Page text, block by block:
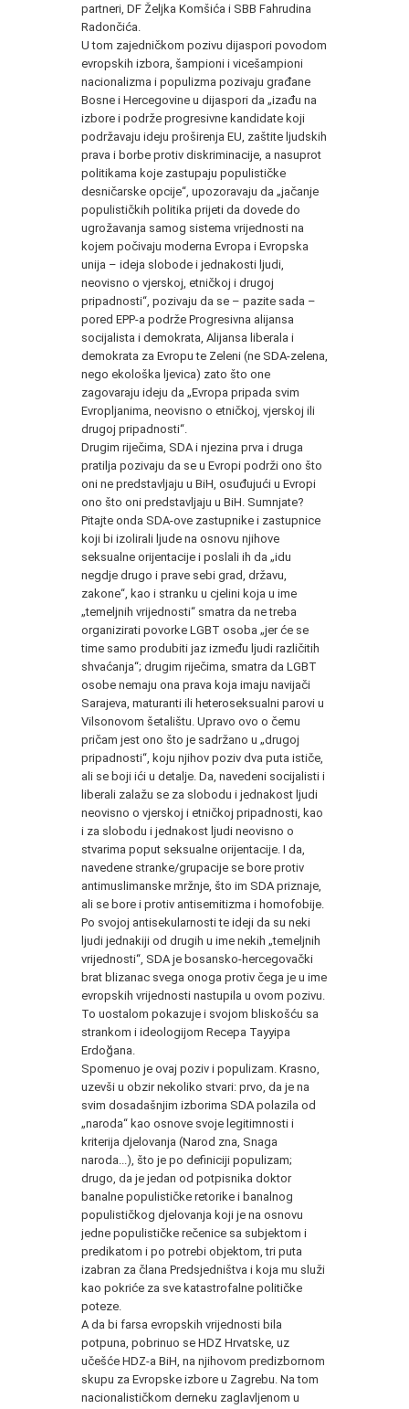
partneri, DF Željka Komšića i SBB Fahrudina
Radončića.
U tom zajedničkom pozivu dijaspori povodom
evropskih izbora, šampioni i vicešampioni
nacionalizma i populizma pozivaju građane
Bosne i Hercegovine u dijaspori da „izađu na
izbore i podrže progresivne kandidate koji
podržavaju ideju proširenja EU, zaštite ljudskih
prava i borbe protiv diskriminacije, a nasuprot
politikama koje zastupaju populističke
desničarske opcije“, upozoravaju da „jačanje
populističkih politika prijeti da dovede do
ugrožavanja samog sistema vrijednosti na
kojem počivaju moderna Evropa i Evropska
unija – ideja slobode i jednakosti ljudi,
neovisno o vjerskoj, etničkoj i drugoj
pripadnosti“, pozivaju da se – pazite sada –
pored EPP-a podrže Progresivna alijansa
socijalista i demokrata, Alijansa liberala i
demokrata za Evropu te Zeleni (ne SDA-zelena,
nego ekološka ljevica) zato što one
zagovaraju ideju da „Evropa pripada svim
Evropljanima, neovisno o etničkoj, vjerskoj ili
drugoj pripadnosti“.
Drugim riječima, SDA i njezina prva i druga
pratilja pozivaju da se u Evropi podrži ono što
oni ne predstavljaju u BiH, osuđujući u Evropi
ono što oni predstavljaju u BiH. Sumnjate?
Pitajte onda SDA-ove zastupnike i zastupnice
koji bi izolirali ljude na osnovu njihove
seksualne orijentacije i poslali ih da „idu
negdje drugo i prave sebi grad, državu,
zakone“, kao i stranku u cjelini koja u ime
„temeljnih vrijednosti“ smatra da ne treba
organizirati povorke LGBT osoba „jer će se
time samo produbiti jaz između ljudi različitih
shvaćanja“; drugim riječima, smatra da LGBT
osobe nemaju ona prava koja imaju navijači
Sarajeva, maturanti ili heteroseksualni parovi u
Vilsonovom šetalištu. Upravo ovo o čemu
pričam jest ono što je sadržano u „drugoj
pripadnosti“, koju njihov poziv dva puta ističe,
ali se boji ići u detalje. Da, navedeni socijalisti i
liberali zalažu se za slobodu i jednakost ljudi
neovisno o vjerskoj i etničkoj pripadnosti, kao
i za slobodu i jednakost ljudi neovisno o
stvarima poput seksualne orijentacije. I da,
navedene stranke/grupacije se bore protiv
antimuslimanske mržnje, što im SDA priznaje,
ali se bore i protiv antisemitizma i homofobije.
Po svojoj antisekularnosti te ideji da su neki
ljudi jednakiji od drugih u ime nekih „temeljnih
vrijednosti“, SDA je bosansko-hercegovački
brat blizanac svega onoga protiv čega je u ime
evropskih vrijednosti nastupila u ovom pozivu.
To uostalom pokazuje i svojom bliskošću sa
strankom i ideologijom Recepa Tayyipa
Erdoğana.
Spomenuo je ovaj poziv i populizam. Krasno,
uzevši u obzir nekoliko stvari: prvo, da je na
svim dosadašnjim izborima SDA polazila od
„naroda“ kao osnove svoje legitimnosti i
kriterija djelovanja (Narod zna, Snaga
naroda...), što je po definiciji populizam;
drugo, da je jedan od potpisnika doktor
banalne populističke retorike i banalnog
populističkog djelovanja koji je na osnovu
jedne populističke rečenice sa subjektom i
predikatom i po potrebi objektom, tri puta
izabran za člana Predsjedništva i koja mu služi
kao pokriće za sve katastrofalne političke
poteze.
A da bi farsa evropskih vrijednosti bila
potpuna, pobrinuo se HDZ Hrvatske, uz
učešće HDZ-a BiH, na njihovom predizbornom
skupu za Evropske izbore u Zagrebu. Na tom
nacionalističkom derneku zaglavljenom u